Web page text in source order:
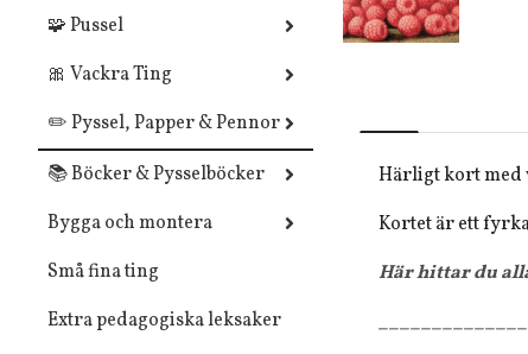
🧩 Pussel
🎀 Vackra Ting
✏️ Pyssel, Papper & Pennor
📚 Böcker & Pysselböcker
Bygga och montera
Små fina ting
Extra pedagogiska leksaker
Härligt kort med
Kortet är ett
Här hittar du